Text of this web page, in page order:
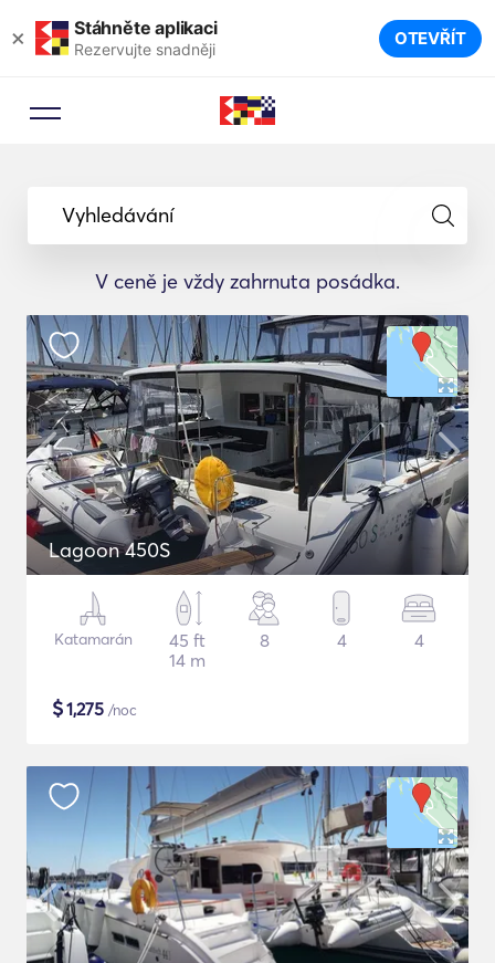
× Stáhněte aplikaci
Rezervujte snadněji OTEVŘÍT
Vyhledávání
V ceně je vždy zahrnuta posádka.
Lagoon 450S
Katamarán
45 ft
14 m
8 4 4
$1,275 /noc